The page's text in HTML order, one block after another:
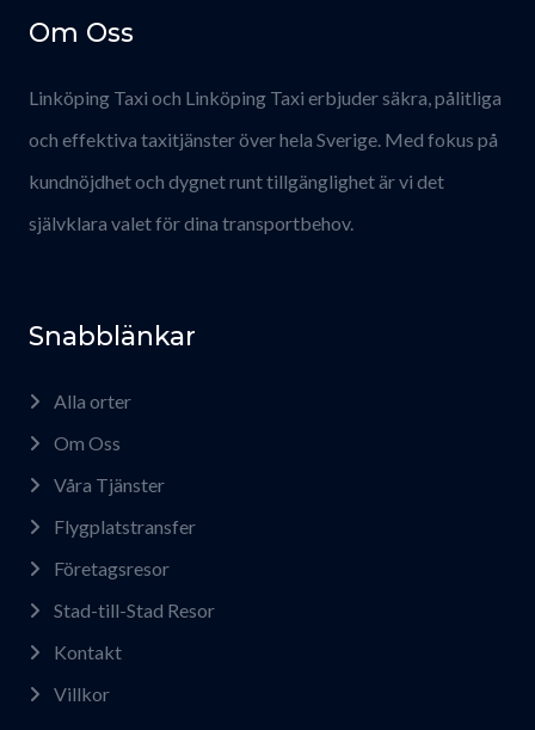
Om Oss
Linköping Taxi och Linköping Taxi erbjuder säkra, pålitliga
och effektiva taxitjänster över hela Sverige. Med fokus på
kundnöjdhet och dygnet runt tillgänglighet är vi det
självklara valet för dina transportbehov.
Snabblänkar
Alla orter
Om Oss
Våra Tjänster
Flygplatstransfer
Företagsresor
Stad-till-Stad Resor
Kontakt
Villkor